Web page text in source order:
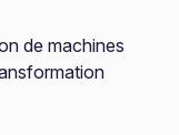
de machines